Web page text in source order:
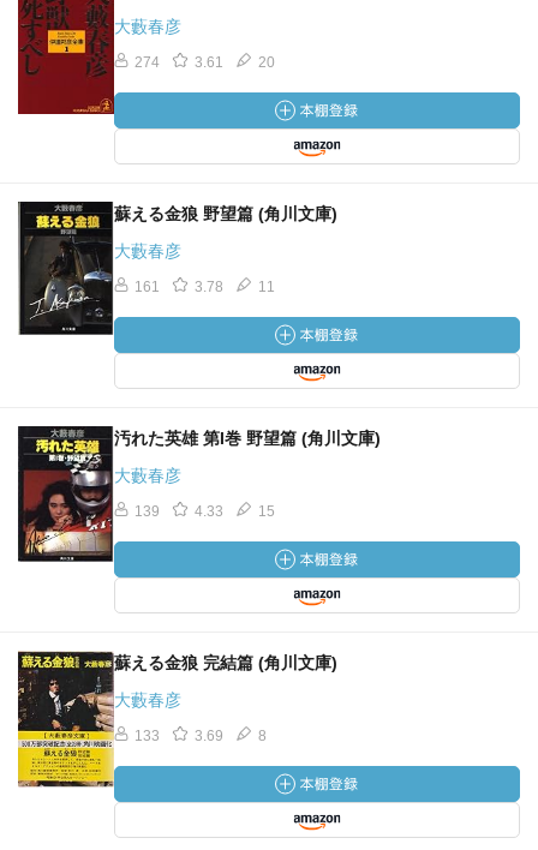
大藪春彦
274 3.61 20
蘇える金狼 野望篇 (角川文庫)
大藪春彦
161 3.78 11
汚れた英雄 第I巻 野望篇 (角川文庫)
大藪春彦
139 4.33 15
蘇える金狼 完結篇 (角川文庫)
大藪春彦
133 3.69 8